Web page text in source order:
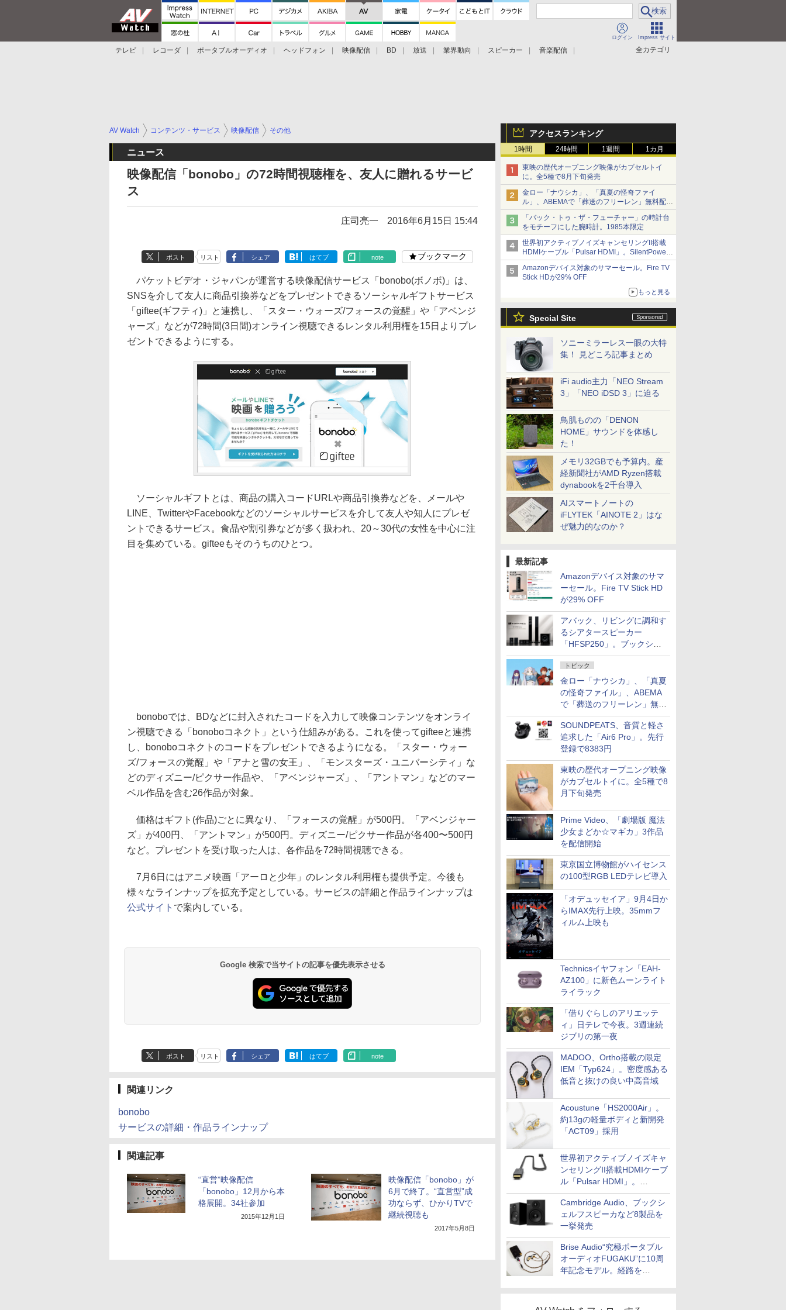
ログイン Impress サイト
全カテゴリ
テレビ レコーダ ポータブルオーディオ ヘッドフォン 映像配信 BD 放送 業界動向 スピーカー
音楽配信
アクセスランキング
1時間 24時間 1週間 1カ月
東映の歴代オープニング映像がカプセルトイ
に。全5種で8月下旬発売
金ロー「ナウシカ」、「真夏の怪奇ファイ
ル」、ABEMAで「葬送のフリーレン」無料配信
など。夏の特番・配信情報
「バック・トゥ・ザ・フューチャー」の時計台
をモチーフにした腕時計。1985本限定
世界初アクティブノイズキャンセリングII搭載
HDMIケーブル「Pulsar HDMI」。SilentPower
から
Amazonデバイス対象のサマーセール。Fire TV
Stick HDが29% OFF
もっと見る
Special Site
ソニーミラーレス一眼の大特
集！ 見どころ記事まとめ
iFi audio主力「NEO Stream
3」「NEO iDSD 3」に迫る
鳥肌ものの「DENON
HOME」サウンドを体感し
た！
メモリ32GBでも予算内。産
経新聞社がAMD Ryzen搭載
dynabookを2千台導入
AIスマートノートの
iFLYTEK「AINOTE 2」はな
ぜ魅力的なのか？
最新記事
Amazonデバイス対象のサマ
ーセール。Fire TV Stick HD
が29% OFF
アバック、リビングに調和す
るシアタースピーカー
「HFSP250」。ブックシェ
ルフはペア3万円以下
トピック
金ロー「ナウシカ」、「真夏
の怪奇ファイル」、ABEMA
で「葬送のフリーレン」無料
配信など。夏の特番・配信情
報
SOUNDPEATS、音質と軽さ
追求した「Air6 Pro」。先行
登録で8383円
東映の歴代オープニング映像
がカプセルトイに。全5種で8
月下旬発売
Prime Video、「劇場版 魔法
少女まどか☆マギカ」3作品
を配信開始
東京国立博物館がハイセンス
の100型RGB LEDテレビ導入
「オデュッセイア」9月4日か
らIMAX先行上映。35mmフ
ィルム上映も
Technicsイヤフォン「EAH-
AZ100」に新色ムーンライト
ライラック
「借りぐらしのアリエッテ
ィ」日テレで今夜。3週連続
ジブリの第一夜
MADOO、Ortho搭載の限定
IEM「Typ624」。密度感ある
低音と抜けの良い中高音域
Acoustune「HS2000Air」。
約13gの軽量ボディと新開発
「ACT09」採用
世界初アクティブノイズキャ
ンセリングII搭載HDMIケーブ
ル「Pulsar HDMI」。
SilentPowerから
Cambridge Audio、ブックシ
ェルフスピーカなど8製品を
一挙発売
Brise Audio“究極ポータブル
オーディオFUGAKU”に10周
年記念モデル。経路を
AV Watch コンテンツ・サービス 映像配信 その他
ニュース
映像配信「bonobo」の72時間視聴権を、友人に贈れるサービ
ス
庄司亮一 2016年6月15日 15:44
ポスト リスト シェア はてブ note ブックマーク
パケットビデオ・ジャパンが運営する映像配信サービス「bonobo(ボノボ)」は、
SNSを介して友人に商品引換券などをプレゼントできるソーシャルギフトサービス
「giftee(ギフティ)」と連携し、「スター・ウォーズ/フォースの覚醒」や「アベンジ
ャーズ」などが72時間(3日間)オンライン視聴できるレンタル利用権を15日よりプレ
ゼントできるようにする。
ソーシャルギフトとは、商品の購入コードURLや商品引換券などを、メールや
LINE、TwitterやFacebookなどのソーシャルサービスを介して友人や知人にプレゼ
ントできるサービス。食品や割引券などが多く扱われ、20～30代の女性を中心に注
目を集めている。gifteeもそのうちのひとつ。
bonoboでは、BDなどに封入されたコードを入力して映像コンテンツをオンライ
ン視聴できる「bonoboコネクト」という仕組みがある。これを使ってgifteeと連携
し、bonoboコネクトのコードをプレゼントできるようになる。「スター・ウォー
ズ/フォースの覚醒」や「アナと雪の女王」、「モンスターズ・ユニバーシティ」な
どのディズニー/ピクサー作品や、「アベンジャーズ」、「アントマン」などのマー
ベル作品を含む26作品が対象。
価格はギフト(作品)ごとに異なり、「フォースの覚醒」が500円。「アベンジャー
ズ」が400円、「アントマン」が500円。ディズニー/ピクサー作品が各400〜500円
など。プレゼントを受け取った人は、各作品を72時間視聴できる。
7月6日にはアニメ映画「アーロと少年」のレンタル利用権も提供予定。今後も
様々なラインナップを拡充予定としている。サービスの詳細と作品ラインナップは
公式サイト で案内している。
Google 検索で当サイトの記事を優先表示させる
ポスト リスト シェア はてブ note
関連リンク
bonobo
サービスの詳細・作品ラインナップ
関連記事
“直営”映像配信
「bonobo」12月から本
格展開。34社参加
2015年12月1日
映像配信「bonobo」が
6月で終了。“直営型”成
功ならず、ひかりTVで
継続視聴も
2017年5月8日